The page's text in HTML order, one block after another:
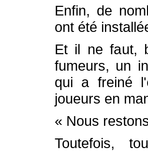
Enfin, de
ont été
Et il ne faut,
fumeurs, un
qui a freiné
joueurs en
« Nous
Toutefois,